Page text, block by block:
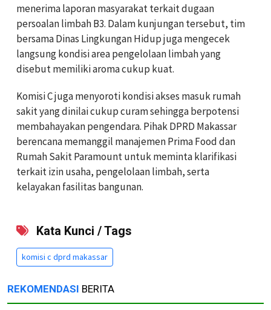
menerima laporan masyarakat terkait dugaan
persoalan limbah B3. Dalam kunjungan tersebut, tim
bersama Dinas Lingkungan Hidup juga mengecek
langsung kondisi area pengelolaan limbah yang
disebut memiliki aroma cukup kuat.
Komisi C juga menyoroti kondisi akses masuk rumah
sakit yang dinilai cukup curam sehingga berpotensi
membahayakan pengendara. Pihak DPRD Makassar
berencana memanggil manajemen Prima Food dan
Rumah Sakit Paramount untuk meminta klarifikasi
terkait izin usaha, pengelolaan limbah, serta
kelayakan fasilitas bangunan.
Kata Kunci / Tags
komisi c dprd makassar
REKOMENDASI BERITA